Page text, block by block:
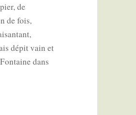
de
de fois,
dépit vain et
dans